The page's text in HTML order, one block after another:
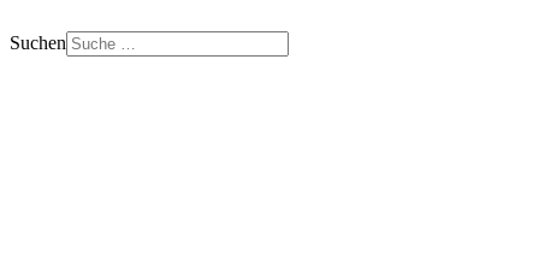
Suchen